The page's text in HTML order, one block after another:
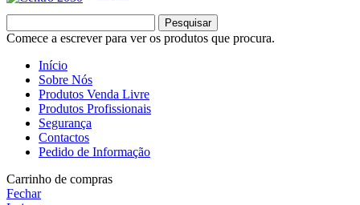
Pesquisar
Comece a escrever para ver os produtos que procura.
Início
Sobre Nós
Produtos Venda Livre
Produtos Profissionais
Segurança
Contactos
Pedido de Informação
Carrinho de compras
Fechar